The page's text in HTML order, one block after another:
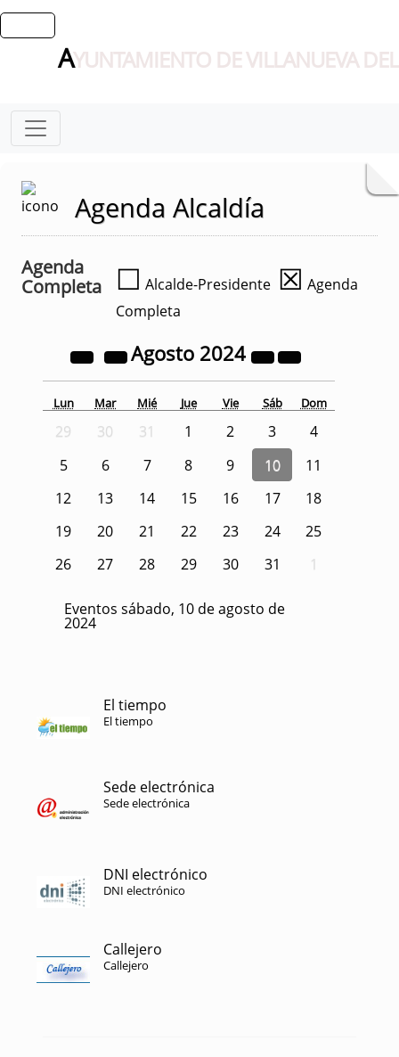
AYUNTAMIENTO DE VILLANUEVA
Agenda Alcaldía
Agenda
Completa
☐ Alcalde-Presidente ☒ Agenda
Completa
Agosto 2024
Lun Mar Mié Jue Vie Sáb Dom
29 30 31 1 2 3
4
5
6 7 8 9 10
11
12
13 14 15 16 17
18
19
20 21 22 23 24
25
26
27 28 29 30 31 1
Eventos sábado, 10 de agosto de
2024
El tiempo
El tiempo
Sede electrónica
Sede electrónica
DNI electrónico
DNI electrónico
Callejero
Callejero